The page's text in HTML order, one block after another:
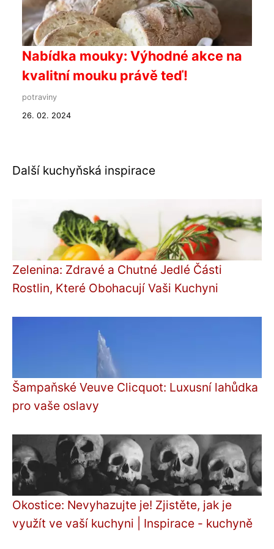
Nabídka mouky: Výhodné akce na
kvalitní mouku právě teď!
potraviny
26. 02. 2024
Další kuchyňská inspirace
Zelenina: Zdravé a Chutné Jedlé Části
Rostlin, Které Obohacují Vaši Kuchyni
Šampaňské Veuve Clicquot: Luxusní lahůdka
pro vaše oslavy
Okostice: Nevyhazujte je! Zjistěte, jak je
využít ve vaší kuchyni | Inspirace - kuchyně